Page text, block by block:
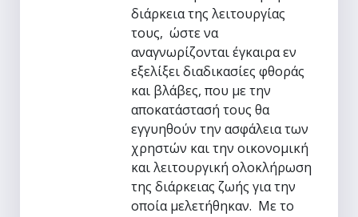
διάρκεια της λειτουργίας
τους, ώστε να
αναγνωρίζονται έγκαιρα εν
εξελίξει διαδικασίες φθοράς
και βλάβες, που με την
αποκατάστασή τους θα
εγγυηθούν την ασφάλεια των
χρηστών και την οικονομική
και λειτουργική ολοκλήρωση
της διάρκειας ζωής για την
οποία μελετήθηκαν. Με το